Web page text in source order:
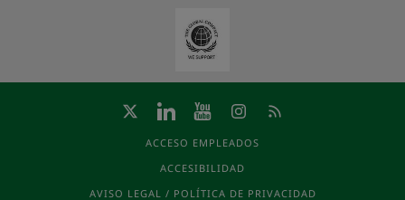
ACCESO EMPLEADOS
ACCESIBILIDAD
AVISO LEGAL / POLÍTICA DE PRIVACIDAD